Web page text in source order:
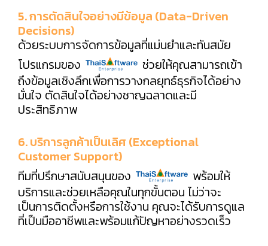
5. การตัดสินใจอย่างมีข้อมูล (Data-Driven
Decisions)
ด้วยระบบการจัดการข้อมูลที่แม่นยำและทันสมัย
โปรแกรมของ
ช่วยให้คุณสามารถเข้า
ถึงข้อมูลเชิงลึกเพื่อการวางกลยุทธ์ธุรกิจได้อย่าง
มั่นใจ ตัดสินใจได้อย่างชาญฉลาดและมี
ประสิทธิภาพ
6. บริการลูกค้าเป็นเลิศ (Exceptional
Customer Support)
ทีมที่ปรึกษาสนับสนุนของ
พร้อมให้
บริการและช่วยเหลือคุณในทุกขั้นตอน ไม่ว่าจะ
เป็นการติดตั้งหรือการใช้งาน คุณจะได้รับการดูแล
ที่เป็นมืออาชีพและพร้อมแก้ปัญหาอย่างรวดเร็ว